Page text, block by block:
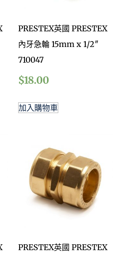
PRESTEX英國 PRESTEX
內牙急輪 15mm x 1/2″
710047
$18.00
加入購物車
PRESTEX英國 PRESTEX